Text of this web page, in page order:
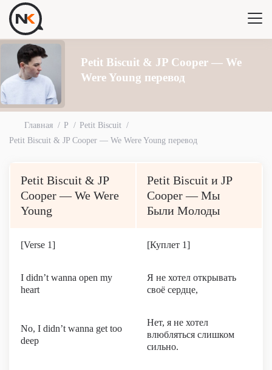
Petit Biscuit & JP Cooper — We
Were Young перевод
Главная P
Petit Biscuit
Petit Biscuit & JP Cooper — We Were Young перевод
Petit Biscuit & JP
Cooper — We Were
Young
Petit Biscuit и JP
Cooper — Мы
Были Молоды
[Verse 1] [Куплет 1]
I didn’t wanna open my
heart
Я не хотел открывать
своё сердце,
No, I didn’t wanna get too
deep
Нет, я не хотел
влюбляться слишком
сильно.